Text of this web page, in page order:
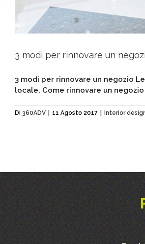
3 modi per rinnovare un
3 modi per rinnovare un negozio
locale. Come rinnovare un
Di 360ADV 11 Agosto 2017 Interior